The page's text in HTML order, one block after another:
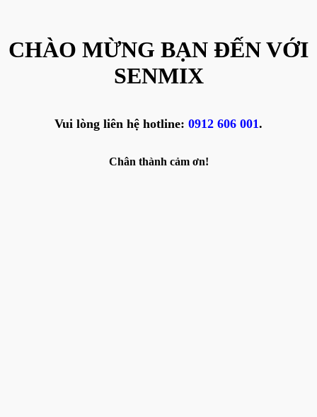
CHÀO MỪNG BẠN ĐẾN VỚI
SENMIX
Vui lòng liên hệ hotline: 0912 606 001.
Chân thành cảm ơn!